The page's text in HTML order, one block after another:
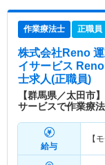
作業療法士 正職員
株式会社Reno
イサービス
士求人(正職員)
【群馬県／太田市
サービスで作業療
給与
【